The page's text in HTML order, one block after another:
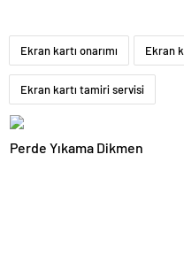
Ekran kartı onarımı Ekran
Ekran kartı tamiri servisi
Perde Yıkama Dikmen